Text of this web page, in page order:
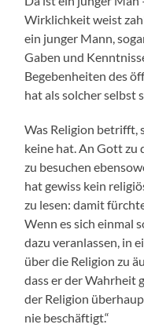
Wirklichkeit weist
ein junger Mann,
Gaben und
Begebenheiten des
hat als solcher selbst
Was Religion betrifft,
keine hat. An Gott zu
zu besuchen
hat gewiss kein
zu lesen: damit
Wenn es sich einmal
dazu veranlassen, in
über die Religion zu
dass er der Wahrheit
der Religion
nie beschäftigt.“